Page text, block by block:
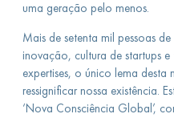
uma geração pelo menos.
Mais de setenta mil pessoas
inovação, cultura de startups
expertises, o único lema
ressignificar nossa existência.
‘Nova Consciência Global’,